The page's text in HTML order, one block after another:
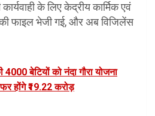
के लिए केद्रीय कार्मिक एवं
फाइल भेजी गई, और अब विजिलेंस
4000 बेटियों को नंदा गौरा योजना
होंगे ₹19.22 करोड़